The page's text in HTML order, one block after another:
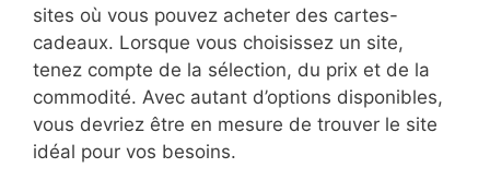
sites où vous pouvez acheter des cartes-
cadeaux. Lorsque vous choisissez un site,
tenez compte de la sélection, du prix et de la
commodité. Avec autant d’options disponibles,
vous devriez être en mesure de trouver le site
idéal pour vos besoins.